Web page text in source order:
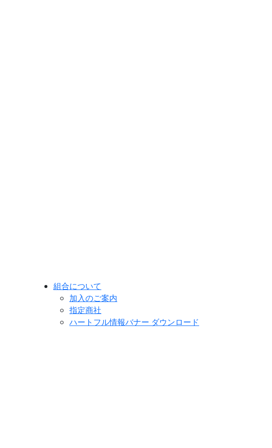
組合について
加入のご案内
指定商社
ハートフル情報バナー ダウンロード